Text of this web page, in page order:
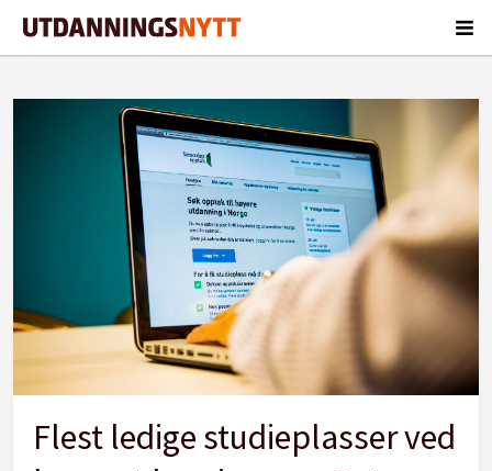
Tag:
grunnskolelærerutdanning
Flest ledige studieplasser ved